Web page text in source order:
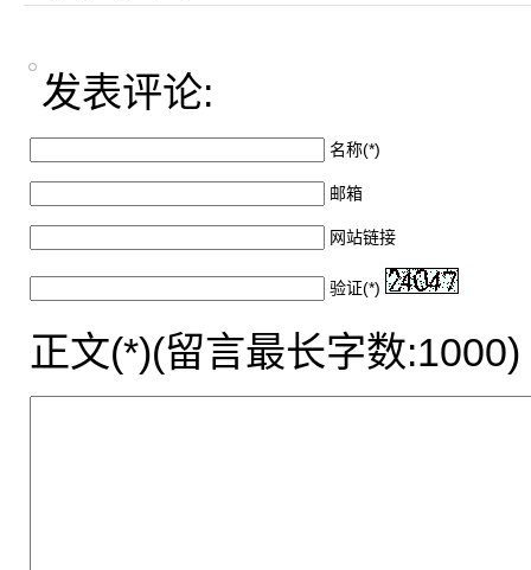
发表评论:
名称(*)
邮箱
网站链接
验证(*)
正文(*)(留言最长字数:1000)